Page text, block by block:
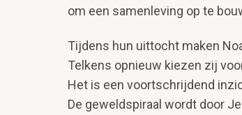
om een samenleving op te
Tijdens hun uittocht maken
Telkens opnieuw kiezen zij
Het is een voortschrijdend
De geweldspiraal wordt door